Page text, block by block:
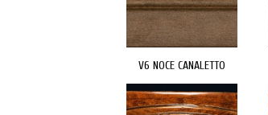
V6 NOCE CANALETTO